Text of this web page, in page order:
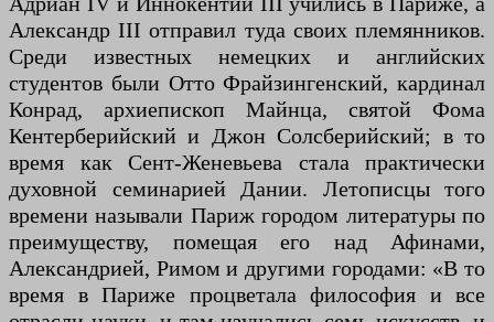
Александр III отправил туда своих племянников.
Среди известных немецких и английских
студентов были Отто Фрайзингенский, кардинал
Конрад, архиепископ Майнца, святой Фома
Кентерберийский и Джон Солсберийский; в то
время как Сент-Женевьева стала практически
духовной семинарией Дании. Летописцы того
времени называли Париж городом литературы по
преимуществу, помещая его над Афинами,
Александрией, Римом и другими городами: «В то
время в Париже процветала философия и все